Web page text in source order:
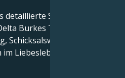
detaillierte Sternzeichen-
Burkes Talent,
Schicksalswendungen,
Liebesleben zu erkunden.